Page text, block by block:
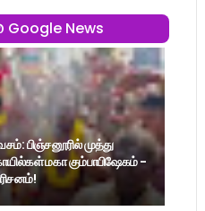
Google News
பிஞ்சனூரில் முத்து
மகா கும்பாபிஷேகம் -